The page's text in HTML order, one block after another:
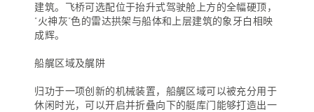
建筑。飞桥可选配位于抬升式驾驶舱上方的全幅硬顶，
“火神灰”色的雷达拱架与船体和上层建筑的象牙白相映
成辉。
船艉区域及艉阱
归功于一项创新的机械装置，船艉区域可以被充分用于
休闲时光，可以开启并折叠向下的艇库门能够打造出一